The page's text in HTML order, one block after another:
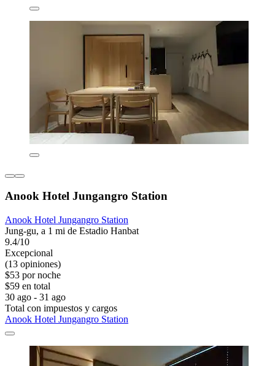
Anook Hotel Jungangro Station
Anook Hotel Jungangro Station
Jung-gu, a 1 mi de Estadio Hanbat
9.4/10
Excepcional
(13 opiniones)
$53 por noche
$59 en total
30 ago - 31 ago
Total con impuestos y cargos
Anook Hotel Jungangro Station